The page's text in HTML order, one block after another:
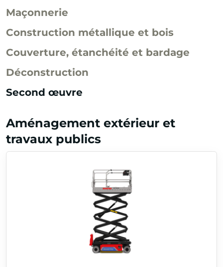
Maçonnerie
Construction métallique et bois
Couverture, étanchéité et bardage
Déconstruction
Second œuvre
Aménagement extérieur et
travaux publics